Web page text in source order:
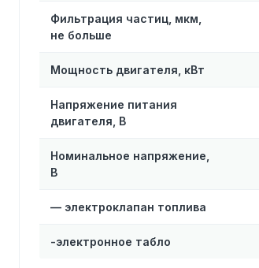
Фильтрация частиц, мкм,
не больше
Мощность двигателя, кВт
Напряжение питания
двигателя, В
Номинальное напряжение,
В
— электроклапан топлива
-электронное табло